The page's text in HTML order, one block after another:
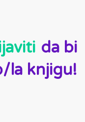
da bi
la knjigu!